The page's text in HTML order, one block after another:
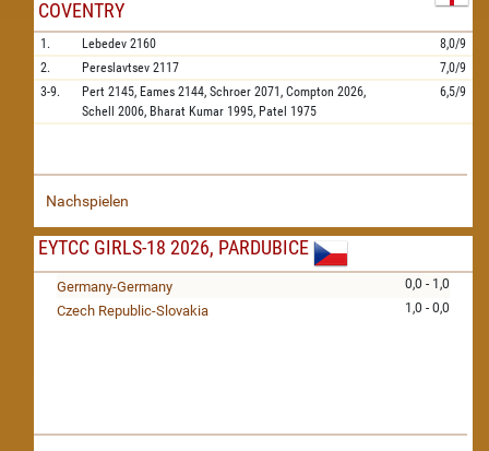
COVENTRY
1. Lebedev 2160
8,0/9
2.
Pereslavtsev 2117
7,0/9
3-9.
Pert 2145, Eames 2144, Schroer 2071, Compton 2026,
Schell
2006, Bharat Kumar 1995, Patel 1975
6,5/9
Nachspielen
EYTCC GIRLS-18 2026, PARDUBICE
0,0 - 1,0
Germany-Germany
1,0 - 0,0
Czech Republic-Slovakia